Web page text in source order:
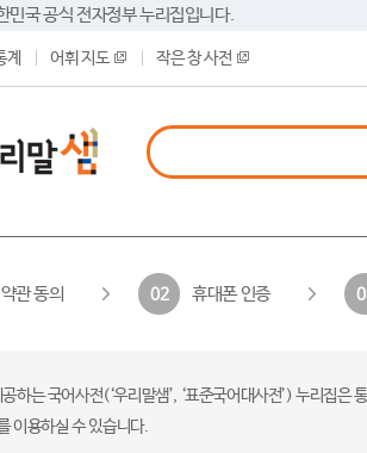
민국 공식 전자정부 누리집입니다.
계 어휘 지도 작은 창 사전
관 동의 02 휴대폰 인증
하는 국어사전(‘우리말샘’, ‘표준국어대사전’) 누리집
이용하실 수 있습니다.